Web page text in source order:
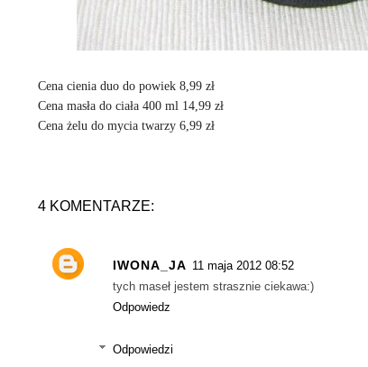
Cena cienia duo do powiek 8,99 zł
Cena masła do ciała 400 ml 14,99 zł
Cena żelu do mycia twarzy 6,99 zł
4 KOMENTARZE:
IWONA_JA 11 maja 2012 08:52
tych maseł jestem strasznie ciekawa:)
Odpowiedz
Odpowiedzi